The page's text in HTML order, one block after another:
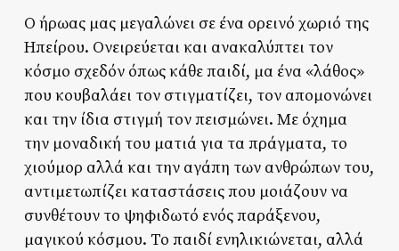
Ο ήρωας μας μεγαλώνει σε ένα ορεινό χωριό της
Ηπείρου. Ονειρεύεται και ανακαλύπτει τον
κόσμο σχεδόν όπως κάθε παιδί, μα ένα «λάθος»
που κουβαλάει τον στιγματίζει, τον απομονώνει
και την ίδια στιγμή τον πεισμώνει. Με όχημα
την μοναδική του ματιά για τα πράγματα, το
χιούμορ αλλά και την αγάπη των ανθρώπων του,
αντιμετωπίζει καταστάσεις που μοιάζουν να
συνθέτουν το ψηφιδωτό ενός παράξενου,
μαγικού κόσμου. Το παιδί ενηλικιώνεται, αλλά